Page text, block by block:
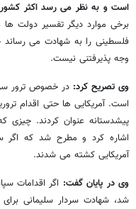
است و به نظر می رسد اکثر
برخی موارد دیگر تفسیر دولت
فلسطینی را به شهادت می رساند
وجه پذیرفتنی نیست.
وی تصریح کرد: در خصوص ترور
است. آمریکایی ها حتی اقدام
پیشدستانه عنوان کردند. چیزی
اشاره کرد و مطرح شد که اگر
آمریکایی کشته می شدند.
وی در پایان گفت: اگر اقدامات
شد، شهادت سردار سلیمانی برای